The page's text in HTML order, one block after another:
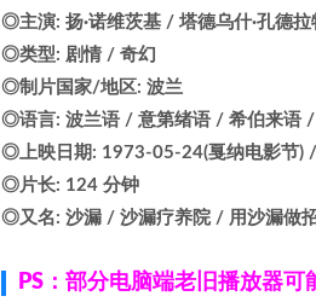
◎主演: 扬·诺维茨基 / 塔德乌什·孔德
◎类型: 剧情 / 奇幻
◎制片国家/地区: 波兰
◎语言: 波兰语 / 意第绪语 / 希伯来语 /
◎上映日期: 1973-05-24(戛纳电影节)
◎片长: 124 分钟
◎又名: 沙漏 / 沙漏疗养院 / 用沙漏做
PS：部分电脑端老旧播放器